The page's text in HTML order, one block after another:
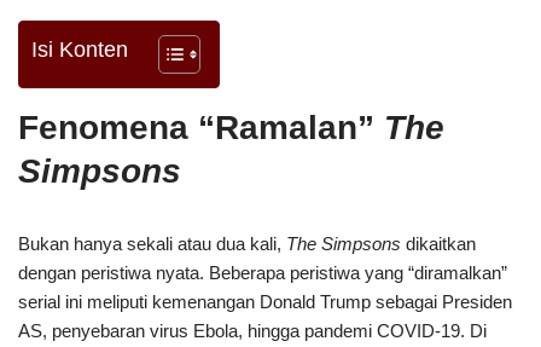
Isi Konten
Fenomena “Ramalan” The
Simpsons
Bukan hanya sekali atau dua kali, The Simpsons dikaitkan
dengan peristiwa nyata. Beberapa peristiwa yang “diramalkan”
serial ini meliputi kemenangan Donald Trump sebagai Presiden
AS, penyebaran virus Ebola, hingga pandemi COVID-19. Di